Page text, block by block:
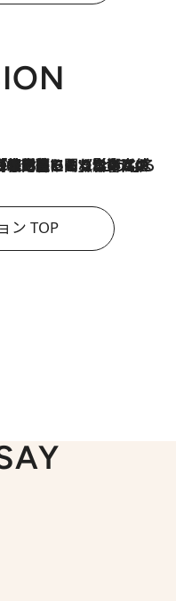
い…」「サーチャージ料の高値が続いている」ホルムズ海峡封鎖による影響はいつまで続く？《エネルギー専門家に聞く“どうなる日本の暮らし”》
ン TOP